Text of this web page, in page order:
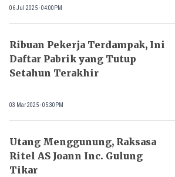
06 Jul 2025 - 04:00PM
Ribuan Pekerja Terdampak, Ini
Daftar Pabrik yang Tutup
Setahun Terakhir
03 Mar 2025 - 05:30PM
Utang Menggunung, Raksasa
Ritel AS Joann Inc. Gulung
Tikar